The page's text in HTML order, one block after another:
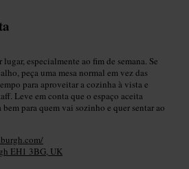
lugar, especialmente ao fim de semana. Se
peça uma mesa normal em vez das
para aproveitar a cozinha à vista e
Leve em conta que o espaço aceita
para quem vai sozinho e quer sentar ao
EH1 3BG, UK